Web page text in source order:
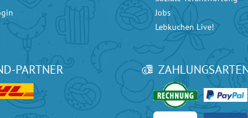
Jobs
Lebkuchen Live!
beiGoogle mit 4.90 / 5 Sternen und beieKomimit 4.80 / 5
PARTNER